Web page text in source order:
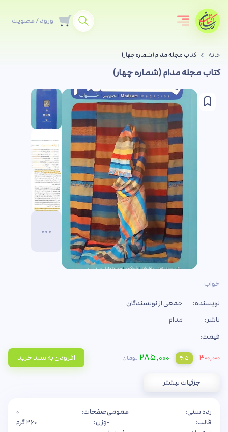
ورود / عضویت
خانه کتاب مجله مدام (شماره چهار)
کتاب مجله مدام (شماره چهار)
خواب
نویسنده:
جمعی از نویسندگان
ناشر:
مدام
قیمت:
۳۰۰,۰۰۰ %۵ ۲۸۵,۰۰۰ تومان افزودن به سبد خرید
جزئیات بیشتر
رده سنی:
عمومی
قالب:
-
صفحات:
۰
وزن:
۲۶۰ گرم